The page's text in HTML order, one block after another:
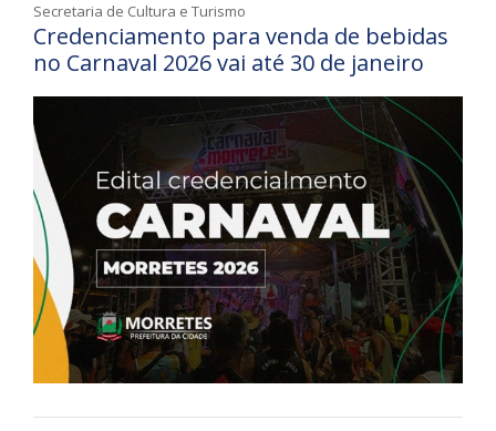
Secretaria de Cultura e Turismo
Credenciamento para venda de bebidas
no Carnaval 2026 vai até 30 de janeiro